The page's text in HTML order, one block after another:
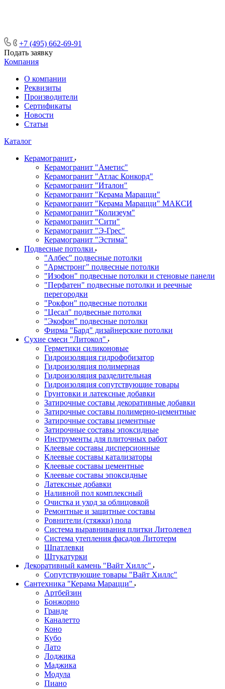
+7 (495) 662-69-91
Подать заявку
Компания
О компании
Реквизиты
Производители
Сертификаты
Новости
Статьи
Каталог
Керамогранит
Керамогранит "Аметис"
Керамогранит "Атлас Конкорд"
Керамогранит "Италон"
Керамогранит "Керама Марацци"
Керамогранит "Керама Марацци" МАКСИ
Керамогранит "Колизеум"
Керамогранит "Сити"
Керамогранит "Э-Грес"
Керамогранит "Эстима"
Подвесные потолки
"Албес" подвесные потолки
"Армстронг" подвесные потолки
"Изофон" подвесные потолки и стеновые панели
"Перфатен" подвесные потолки и реечные
перегородки
"Рокфон" подвесные потолки
"Цесал" подвесные потолки
"Экофон" подвесные потолки
Фирма "Бард" дизайнерские потолки
Сухие смеси "Литокол"
Герметики силиконовые
Гидроизоляция гидрофобизатор
Гидроизоляция полимерная
Гидроизоляция разделительная
Гидроизоляция сопутствующие товары
Грунтовки и латексные добавки
Затирочные составы декоративные добавки
Затирочные составы полимерно-цементные
Затирочные составы цементные
Затирочные составы эпоксидные
Инструменты для плиточных работ
Клеевые составы дисперсионные
Клеевые составы катализаторы
Клеевые составы цементные
Клеевые составы эпоксидные
Латексные добавки
Наливной пол комплексный
Очистка и уход за облицовкой
Ремонтные и защитные составы
Ровнители (стяжки) пола
Система выравнивания плитки Литолевел
Система утепления фасадов Литотерм
Шпатлевки
Штукатурки
Декоративный камень "Вайт Хиллс"
Сопутствующие товары "Вайт Хиллс"
Сантехника "Керама Марацци"
Артбейзин
Бонжорно
Гранде
Каналетто
Коно
Кубо
Лато
Лоджика
Маджика
Модула
Пиано